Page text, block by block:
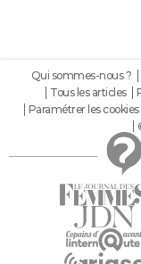
Qui sommes-nous ?
Tous les articles
Paramétrer les cookies